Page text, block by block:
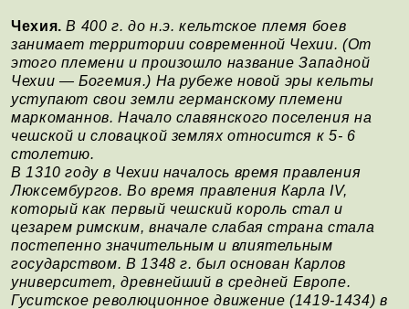
Чехия. В 400 г. до н.э. кельтское племя боев
занимает территории современной Чехии. (От
этого племени и произошло название Западной
Чехии — Богемия.) На рубеже новой эры кельты
уступают свои земли германскому племени
маркоманнов. Начало славянского поселения на
чешской и словацкой землях относится к 5- 6
столетию.
В 1310 году в Чехии началось время правления
Люксембургов. Во время правления Карла IV,
который как первый чешский король стал и
цезарем римским, вначале слабая страна стала
постепенно значительным и влиятельным
государством. В 1348 г. был основан Карлов
университет, древнейший в средней Европе.
Гуситское революционное движение (1419-1434) в